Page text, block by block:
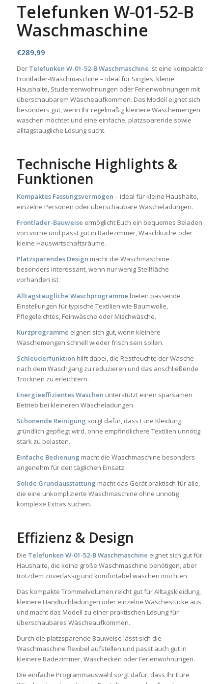
Telefunken W-01-52-B
Waschmaschine
€289,99
Der Telefunken W-01-52-B Waschmaschine ist eine kompakte
Frontlader-Waschmaschine – ideal für Singles, kleine
Haushalte, Studentenwohnungen oder Ferienwohnungen mit
überschaubarem Wäscheaufkommen. Das Modell eignet sich
besonders gut, wenn Ihr regelmäßig kleinere Wäschemengen
waschen möchtet und eine einfache, platzsparende sowie
alltagstaugliche Lösung sucht.
Technische Highlights &
Funktionen
Kompaktes Fassungsvermögen – ideal für kleine Haushalte,
einzelne Personen oder überschaubare Wäscheladungen.
Frontlader-Bauweise ermöglicht Euch ein bequemes Beladen
von vorne und passt gut in Badezimmer, Waschküche oder
kleine Hauswirtschaftsräume.
Platzsparendes Design macht die Waschmaschine
besonders interessant, wenn nur wenig Stellfläche
vorhanden ist.
Alltagstaugliche Waschprogramme bieten passende
Einstellungen für typische Textilien wie Baumwolle,
Pflegeleichtes, Feinwäsche oder Mischwäsche.
Kurzprogramme eignen sich gut, wenn kleinere
Wäschemengen schnell wieder frisch sein sollen.
Schleuderfunktion hilft dabei, die Restfeuchte der Wäsche
nach dem Waschgang zu reduzieren und das anschließende
Trocknen zu erleichtern.
Energieeffizientes Waschen unterstützt einen sparsamen
Betrieb bei kleineren Wäscheladungen.
Schonende Reinigung sorgt dafür, dass Eure Kleidung
gründlich gepflegt wird, ohne empfindlichere Textilien unnötig
stark zu belasten.
Einfache Bedienung macht die Waschmaschine besonders
angenehm für den täglichen Einsatz.
Solide Grundausstattung macht das Gerät praktisch für alle,
die eine unkomplizierte Waschmaschine ohne unnötig
komplexe Extras suchen.
Effizienz & Design
Die Telefunken W-01-52-B Waschmaschine eignet sich gut für
Haushalte, die keine große Waschmaschine benötigen, aber
trotzdem zuverlässig und komfortabel waschen möchten.
Das kompakte Trommelvolumen reicht gut für Alltagskleidung,
kleinere Handtuchladungen oder einzelne Wäschestücke aus
und macht das Modell zu einer praktischen Lösung für
überschaubares Wäscheaufkommen.
Durch die platzsparende Bauweise lässt sich die
Waschmaschine flexibel aufstellen und passt auch gut in
kleinere Badezimmer, Waschecken oder Ferienwohnungen.
Die einfache Programmauswahl sorgt dafür, dass Ihr Eure